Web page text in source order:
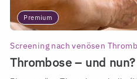
Premium
Screening nach venösen
Thrombose – und nun?